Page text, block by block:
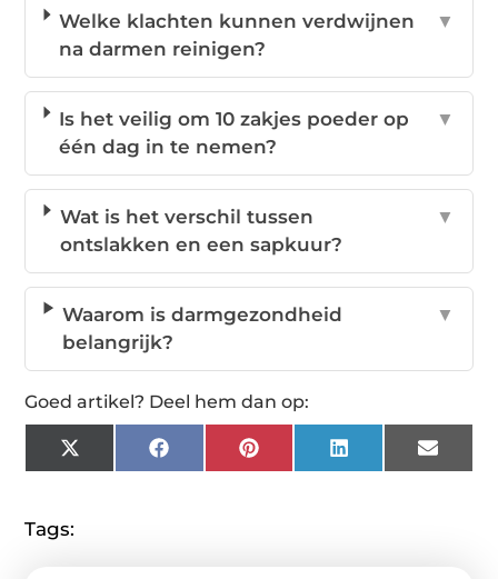
Welke klachten kunnen verdwijnen
na darmen reinigen?
▼
Is het veilig om 10 zakjes poeder op
één dag in te nemen?
▼
Wat is het verschil tussen
ontslakken en een sapkuur?
▼
Waarom is darmgezondheid
belangrijk?
▼
Goed artikel? Deel hem dan op:
X
(Twitter)
FacebookPinterestLinkedInEmail
Tags: